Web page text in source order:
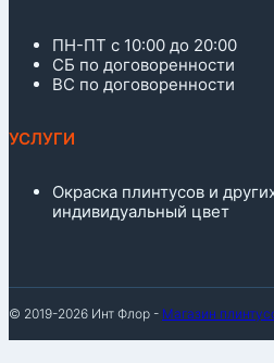
ПН-ПТ с 10:00 до 20:00
СБ по договоренности
ВС по договоренности
УСЛУГИ
Окраска плинтусов и
индивидуальный цвет
© 2019-2026 Инт Флор - Магазин